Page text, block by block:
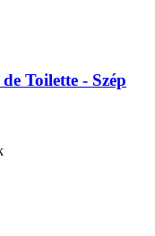
Toilette -​ Szép